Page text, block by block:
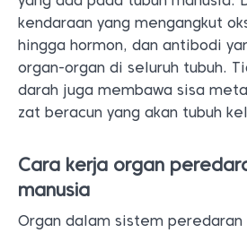
kendaraan yang mengangkut
hingga hormon, dan antibodi
organ-organ di seluruh tubuh.
darah juga membawa sisa
zat beracun yang akan tubuh
Cara kerja organ
manusia
Organ dalam sistem peredaran